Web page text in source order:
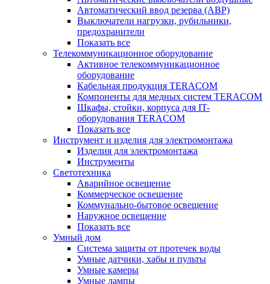
Автоматический ввод резерва (АВР)
Выключатели нагрузки, рубильники,
предохранители
Показать все
Телекоммуникационное оборудование
Активное телекоммуникационное
оборудование
Кабельная продукция TERACOM
Компоненты для медных систем TERACOM
Шкафы, стойки, корпуса для IT-
оборудования TERACOM
Показать все
Инструмент и изделия для электромонтажа
Изделия для электромонтажа
Инструменты
Светотехника
Аварийное освещение
Коммерческое освещение
Коммунально-бытовое освещение
Наружное освещение
Показать все
Умный дом
Система защиты от протечек воды
Умные датчики, хабы и пульты
Умные камеры
Умные лампы